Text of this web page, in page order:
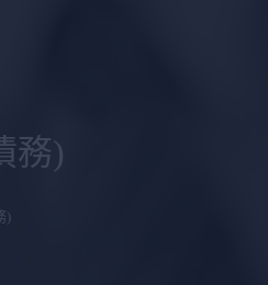
務)
)